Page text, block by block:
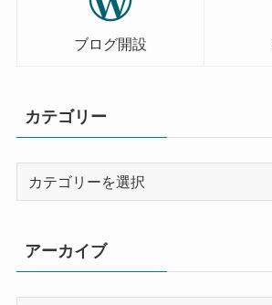
ブログ開設
カテゴリー
リ
ー
アーカイブ